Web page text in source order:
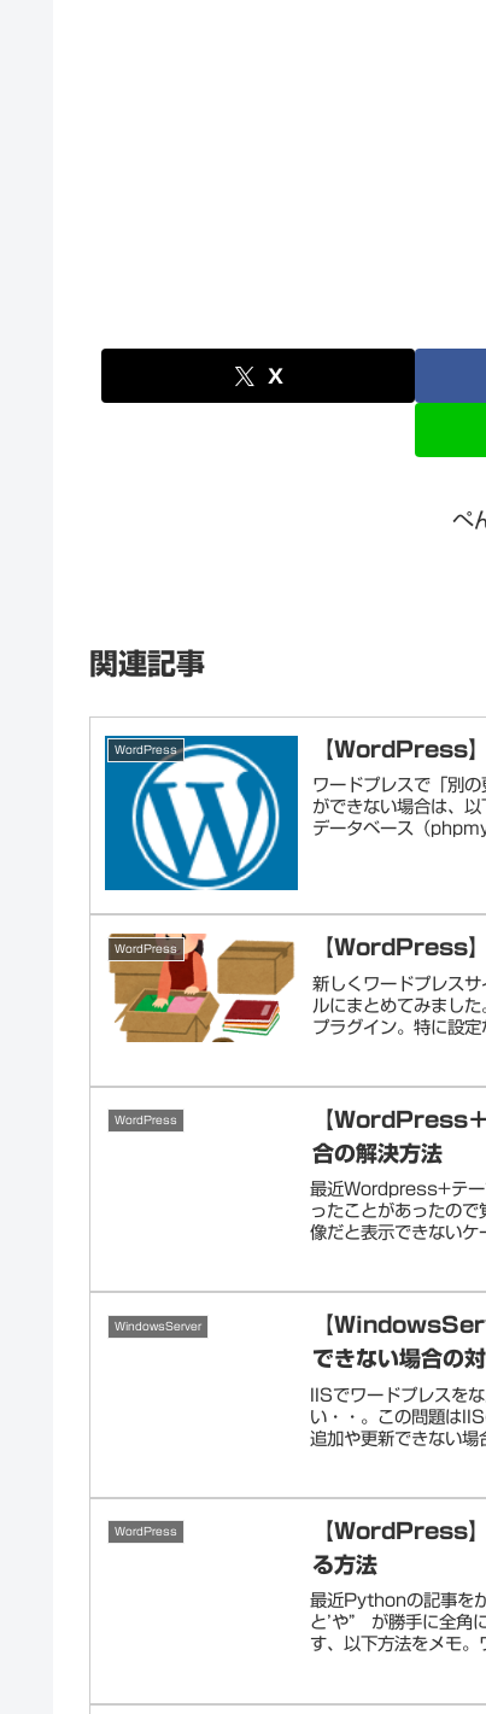
X
ぺ
関連記事
WordPress 【WordPress
ワードプレスで「別
ができない場合は、
データベース（
WordPress 【WordPress】
新しくワードプレス
ルにまとめてみまし
プラグイン。特に設定
WordPress
【WordPress
合の解決方法
最近Wordpress+テー
ったことがあったの
像だと表示できないケ
WindowsServer
【
できない場合の
IISでワードプレスを
い・・。この問題は
追加や更新できない場
WordPress
【WordPress】
る方法
最近Pythonの記事を
と’や” が勝手に全角
す、以下方法をメモ。